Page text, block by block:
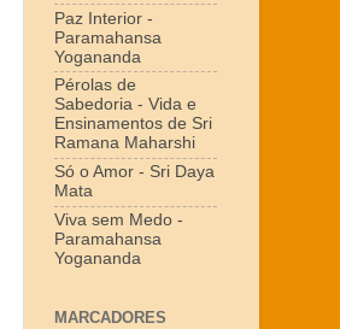
Paz Interior -
Paramahansa
Yogananda
Pérolas de
Sabedoria - Vida e
Ensinamentos de Sri
Ramana Maharshi
Só o Amor - Sri Daya
Mata
Viva sem Medo -
Paramahansa
Yogananda
MARCADORES